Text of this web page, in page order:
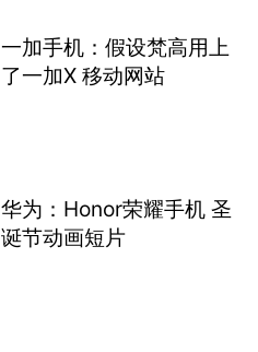
一加手机：假设梵高用上
了一加X 移动网站
华为：Honor荣耀手机 圣
诞节动画短片